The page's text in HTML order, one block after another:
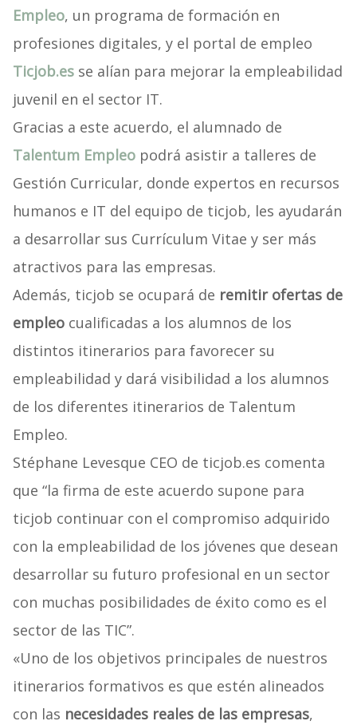
Empleo, un programa de formación en
profesiones digitales, y el portal de empleo
Ticjob.esse alían para mejorar la empleabilidad
juvenil en el sector IT.
Gracias a este acuerdo, el alumnado de
Talentum Empleopodrá asistir a talleres de
Gestión Curricular, donde expertos en recursos
humanos e IT del equipo de ticjob, les ayudarán
a desarrollar sus Currículum Vitae y ser más
atractivos para las empresas.
Además, ticjob se ocupará de remitir ofertas de
empleo cualificadas a los alumnos de los
distintos itinerarios para favorecer su
empleabilidad y dará visibilidad a los alumnos
de los diferentes itinerarios de Talentum
Empleo.
Stéphane Levesque CEO de ticjob.es comenta
que “la firma de este acuerdo supone para
ticjob continuar con el compromiso adquirido
con la empleabilidad de los jóvenes que desean
desarrollar su futuro profesional en un sector
con muchas posibilidades de éxito como es el
sector de las TIC”.
«Uno de los objetivos principales de nuestros
itinerarios formativos es que estén alineados
con las necesidades reales de las empresas,